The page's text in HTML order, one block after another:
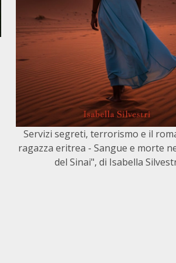
Servizi segreti, terrorismo e il
ragazza eritrea - Sangue e morte
del Sinai", di Isabella